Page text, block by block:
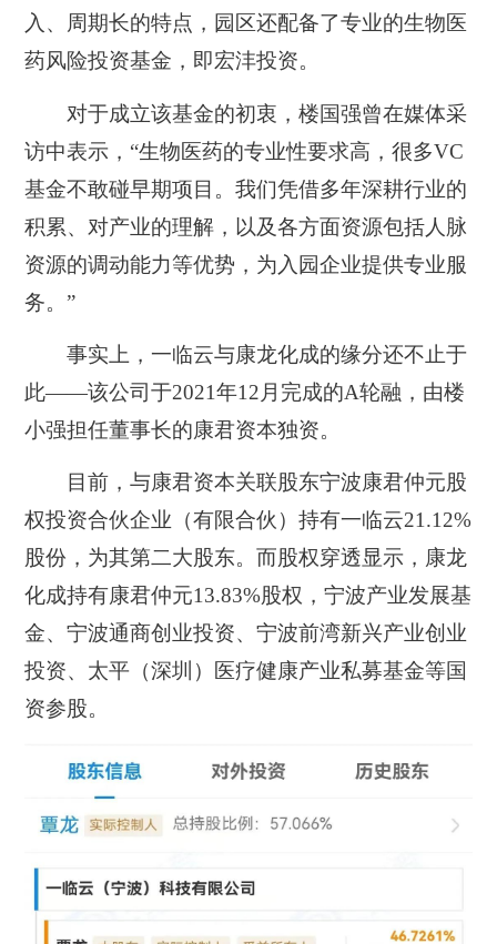
入、周期长的特点，园区还配备了专业的生物医
药风险投资基金，即宏沣投资。
对于成立该基金的初衷，楼国强曾在媒体采
访中表示，“生物医药的专业性要求高，很多VC
基金不敢碰早期项目。我们凭借多年深耕行业的
积累、对产业的理解，以及各方面资源包括人脉
资源的调动能力等优势，为入园企业提供专业服
务。”
事实上，一临云与康龙化成的缘分还不止于
此——该公司于2021年12月完成的A轮融，由楼
小强担任董事长的康君资本独资。
目前，与康君资本关联股东宁波康君仲元股
权投资合伙企业（有限合伙）持有一临云21.12%
股份，为其第二大股东。而股权穿透显示，康龙
化成持有康君仲元13.83%股权，宁波产业发展基
金、宁波通商创业投资、宁波前湾新兴产业创业
投资、太平（深圳）医疗健康产业私募基金等国
资参股。